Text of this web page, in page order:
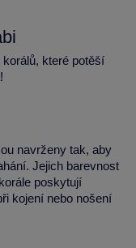
které potěší
navrženy tak, aby
Jejich barevnost
poskytují
kojení nebo nošení